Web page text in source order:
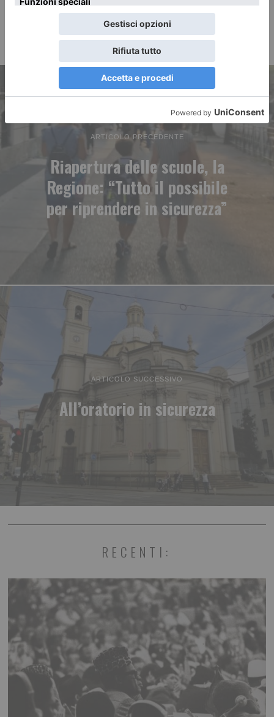
ARTICOLO PRECEDENTE
Riapertura delle scuole, la
Regione: “Tutto il possibile
per riprendere in sicurezza”
ARTICOLO SUCCESSIVO
All’oratorio in sicurezza
RECENTI: